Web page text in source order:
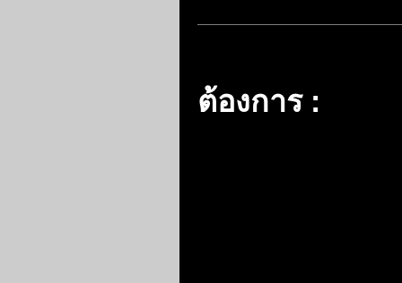
ต้องการ: